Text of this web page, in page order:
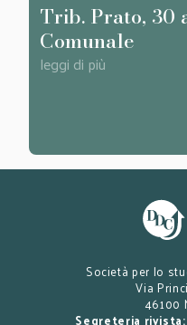
Trib. Prato, 30
Comunale
leggi di più
Società per lo
Via
46100
Segreteria rivista: